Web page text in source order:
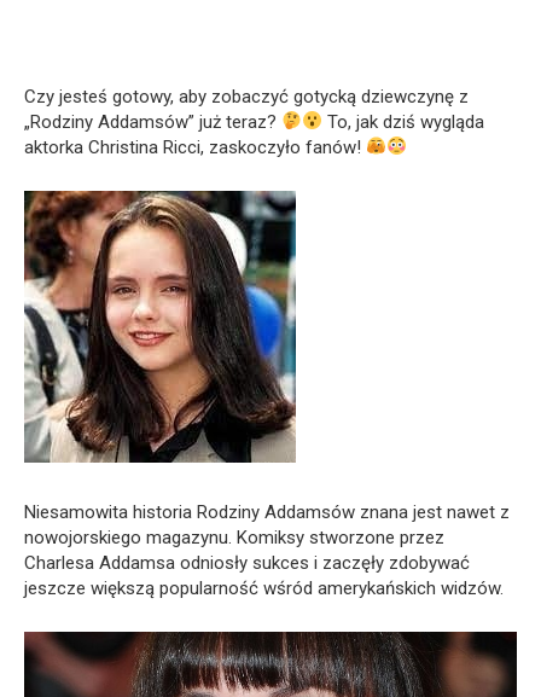
Czy jesteś gotowy, aby zobaczyć gotycką dziewczynę z
„Rodziny Addamsów” już teraz?
To, jak dziś wygląda
aktorka Christina Ricci, zaskoczyło fanów!
Niesamowita historia Rodziny Addamsów znana jest nawet z
nowojorskiego magazynu. Komiksy stworzone przez
Charlesa Addamsa odniosły sukces i zaczęły zdobywać
jeszcze większą popularność wśród amerykańskich widzów.